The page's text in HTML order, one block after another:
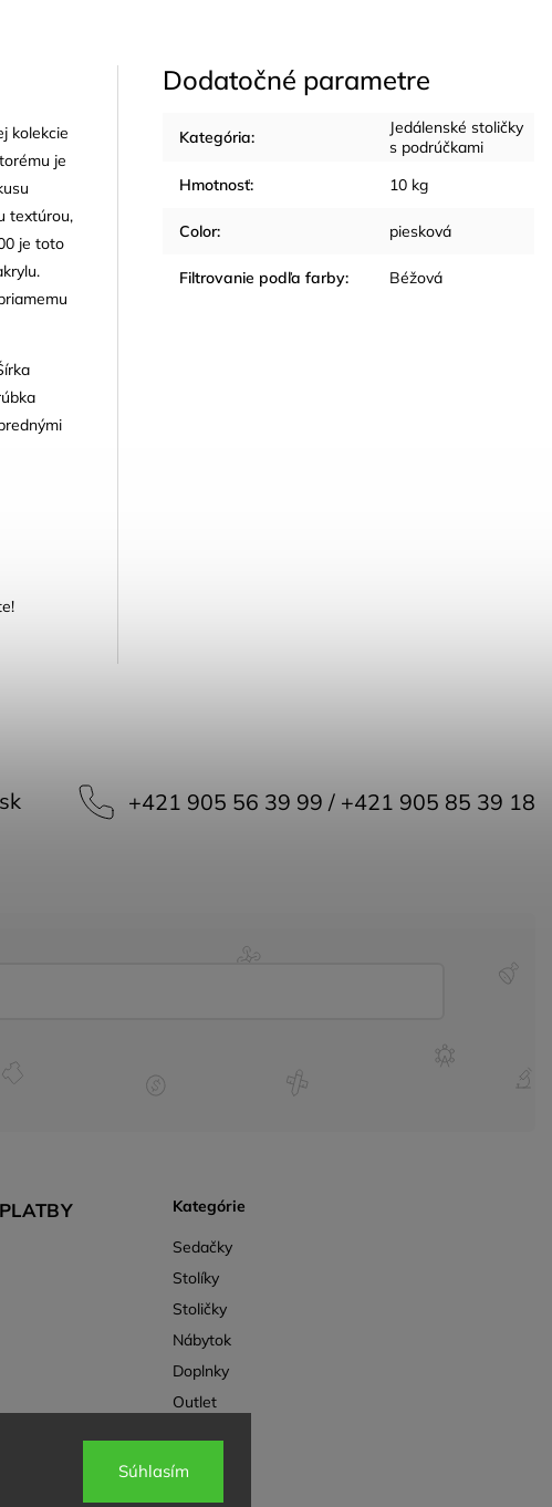
Súhlasím
kolekcie
je
textúrou,
je toto
Dodatočné parametre
Kategória:
Jedálenské stoličky
s podrúčkami
Hmotnosť: 10 kg
Color: piesková
Filtrovanie podľa farby: Béžová
+421 905 56 39 99 / +421 905 85 39 18
Kategórie
Sedačky
Stolíky
Stoličky
Nábytok
Doplnky
Outlet